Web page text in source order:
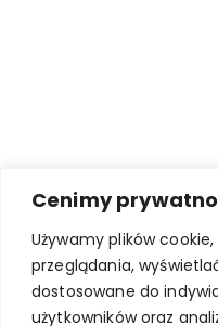
Cenimy
Używamy plików
przeglądania,
dostosowane do
użytkowników oraz